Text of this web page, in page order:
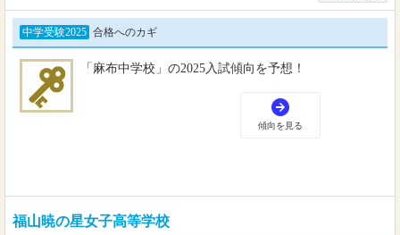
福山暁の星女子高等学校